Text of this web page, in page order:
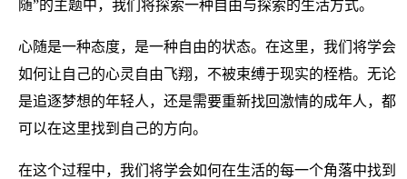
随”的主题中，我们将探索一种自由与探索的生活方式。
心随是一种态度，是一种自由的状态。在这里，我们将学会
如何让自己的心灵自由飞翔，不被束缚于现实的桎梏。无论
是追逐梦想的年轻人，还是需要重新找回激情的成年人，都
可以在这里找到自己的方向。
在这个过程中，我们将学会如何在生活的每一个角落中找到